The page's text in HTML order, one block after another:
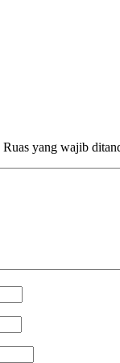
Ruas yang wajib